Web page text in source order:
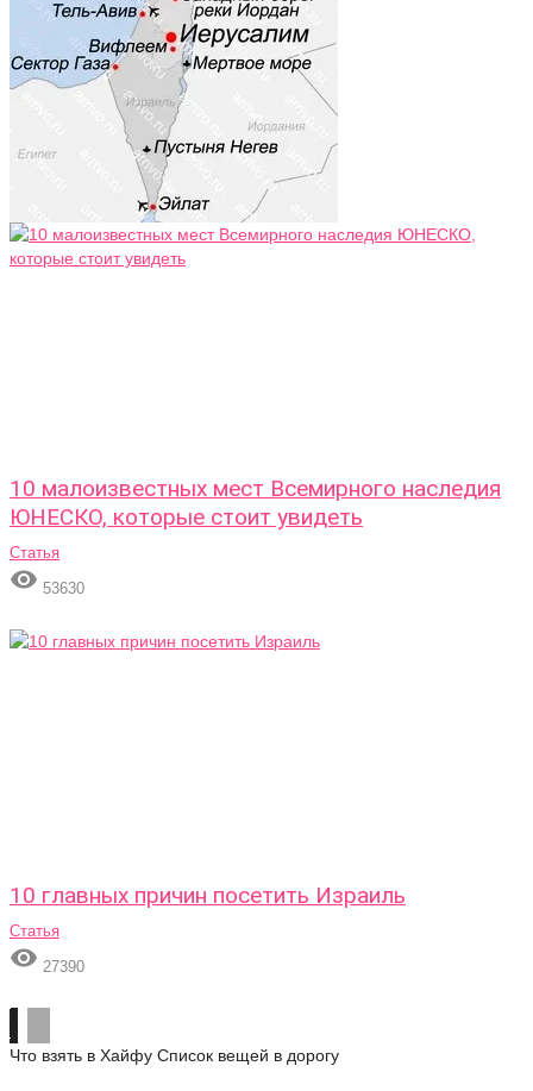
10 малоизвестных мест Всемирного наследия
ЮНЕСКО, которые стоит увидеть
Статья
 53630
10 главных причин посетить Израиль
Статья
 27390
Что взять в Хайфу Список вещей в дорогу